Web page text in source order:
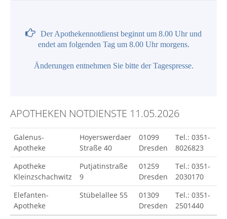
Der Apothekennotdienst beginnt um 8.00 Uhr und
endet am folgenden Tag um 8.00 Uhr morgens.
Änderungen entnehmen Sie bitte der Tagespresse.
APOTHEKEN NOTDIENSTE 11.05.2026
Galenus-
Apotheke
Hoyerswerdaer
Straße 40
01099
Dresden
Tel.: 0351-
8026823
Apotheke
Kleinzschachwitz
Putjatinstraße
9
01259
Dresden
Tel.: 0351-
2030170
Elefanten-
Apotheke
Stübelallee 55
01309
Dresden
Tel.: 0351-
2501440